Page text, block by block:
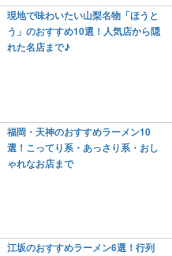
現地で味わいたい山梨名物「ほうと
う」のおすすめ10選！人気店から隠
れた名店まで♪
福岡・天神のおすすめラーメン10
選！こってり系・あっさり系・おし
ゃれなお店まで
江坂のおすすめラーメン6選！行列